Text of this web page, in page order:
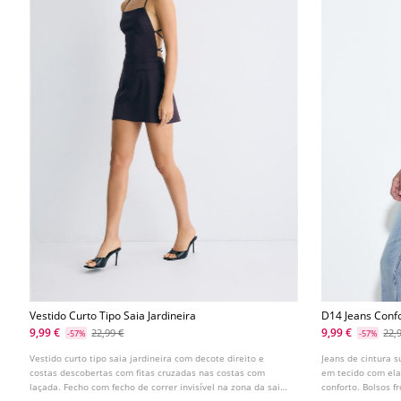
Vestido Curto Tipo Saia Jardineira
9,99 €
-57% 22,99 €
Vestido curto tipo saia jardineira com decote direito e
costas descobertas com fitas cruzadas nas costas com
laçada. Fecho com fecho de correr invisível na zona da saia
D14 Jeans
9,99 €
-57%
Jeans de cintura
em tecido com
conforto. Bolsos